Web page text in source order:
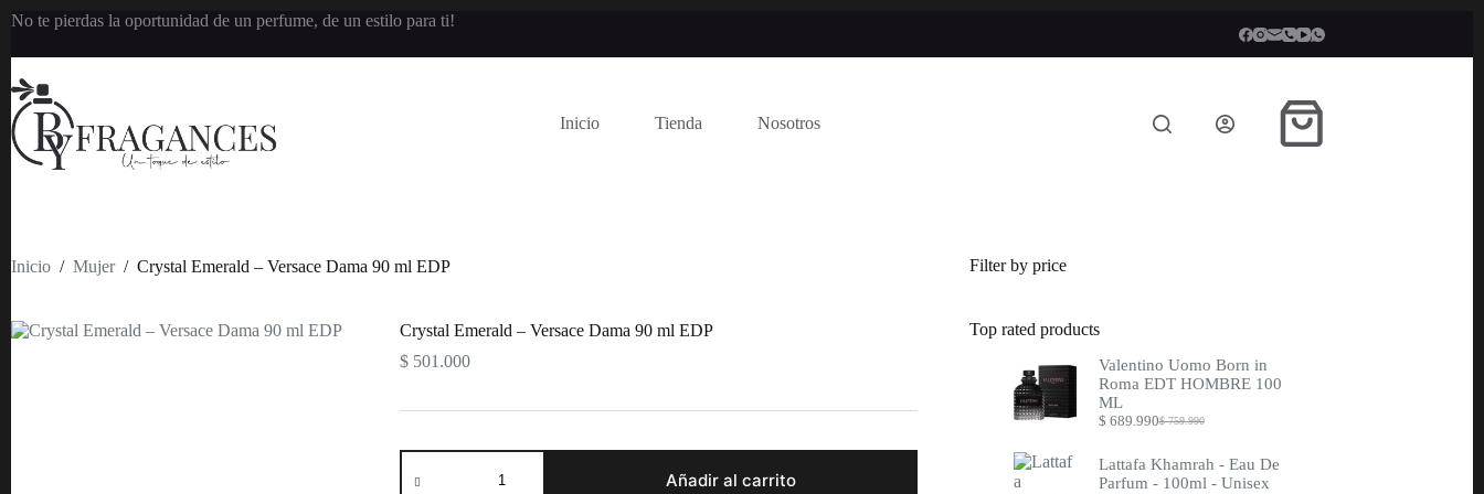
Saltar
contenido
No te pierdas la oportunidad de un perfume, de un estilo para ti!
Inicio Tienda Nosotros
Carro
de
Inicio / Mujer / Crystal Emerald – Versace Dama 90 ml EDP
Crystal Emerald – Versace Dama 90 ml EDP
$ 501.000
Crystal
Emerald
Añadir al carrito
Filter by price
Top rated products
Valentino Uomo Born in
Roma EDT HOMBRE 100
ML
$759.990
Original
was:
$ 759.990.
$ 689.990Current
is:
$ 689.990.
Lattafa Khamrah - Eau De
Parfum - 100ml - Unisex